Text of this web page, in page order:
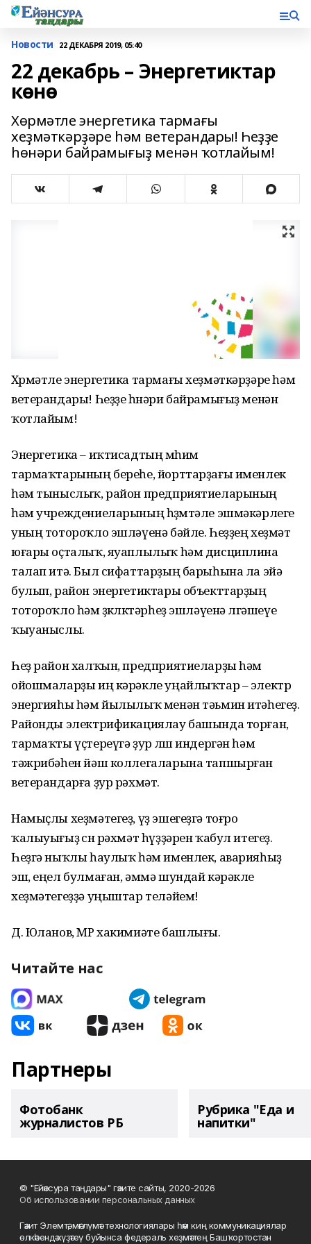
Новости 22 ДЕКАБРЯ 2019, 05:40
22 декабрь – Энергетиктар
көнө
Хөрмәтле энергетика тармағы
хеҙмәткәрҙәре һәм ветерандары! Һеҙҙе
һөнәри байрамығыҙ менән ҡотлайым!
Хөрмәтле энергетика тармағы хеҙмәткәрҙәре һәм
ветерандары! Һеҙҙе һөнәри байрамығыҙ менән
ҡотлайым!
Энергетика – иҡтисадтың мөһим
тармаҡтарының береһе, йорттарҙағы именлек
һәм тыныслыҡ, район предприятиеларының
һәм учреждениеларының һөҙөмтәле эшмәкәрлеге
уның тотороҡло эшләүенә бәйле. Һеҙҙең хеҙмәт
юғары оҫталыҡ, яуаплылыҡ һәм дисциплина
талап итә. Был сифаттарҙың барыһына ла эйә
булып, район энергетиктары объекттарҙың
тотороҡло һәм өҙөклөктәрһеҙ эшләүенә өлгәшеүе
ҡыуаныслы.
Һеҙ район халҡын, предприятиеларҙы һәм
ойошмаларҙы иң кәрәкле уңайлыҡтар – электр
энергияһы һәм йылылыҡ менән тәьмин итәһегеҙ.
Районды электрификациялау башында торған,
тармаҡты үҫтереүгә ҙур өлөш индергән һәм
тәжрибәһен йәш коллегаларына тапшырған
ветерандарға ҙур рәхмәт.
Намыҫлы хеҙмәтегеҙ, үҙ эшегеҙгә тоғро
ҡалыуығыҙ өсөн рәхмәт һүҙҙәрен ҡабул итегеҙ.
Һеҙгә ныҡлы һаулыҡ һәм именлек, аварияһыҙ
эш, еңел булмаған, әммә шундай кәрәкле
хеҙмәтегеҙҙә уңыштар теләйем!
Д. Юланов, МР хакимиәте башлығы.
Читайте нас
Партнеры
Фотобанк
журналистов РБ
Рубрика "Еда и
напитки"
© "Ейәнсура таңдары" гәзите сайты, 2020-2026
Об использовании персональных данных
Гәзит Элемтә, мәғлүмәт технологиялары һәм киң коммуникациялар
өлкәһендә күҙәтеү буйынса федераль хеҙмәттең Башҡортостан